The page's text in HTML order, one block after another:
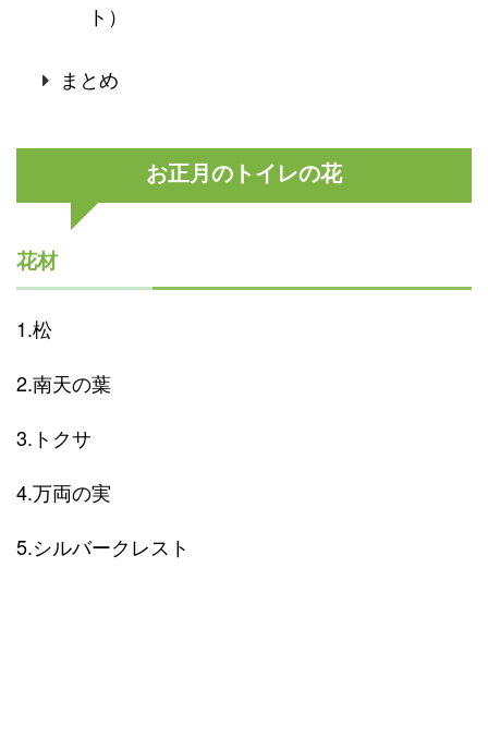
ト）
まとめ
お正月のトイレの花
花材
1.松
2.南天の葉
3.トクサ
4.万両の実
5.シルバークレスト